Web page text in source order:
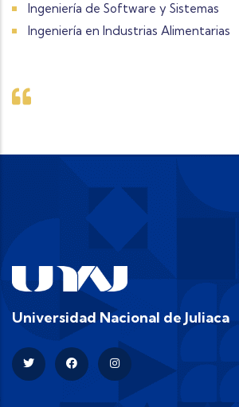
Ingeniería de Software y Sistemas
Ingeniería en Industrias Alimentarias
Universidad Nacional de Juliaca